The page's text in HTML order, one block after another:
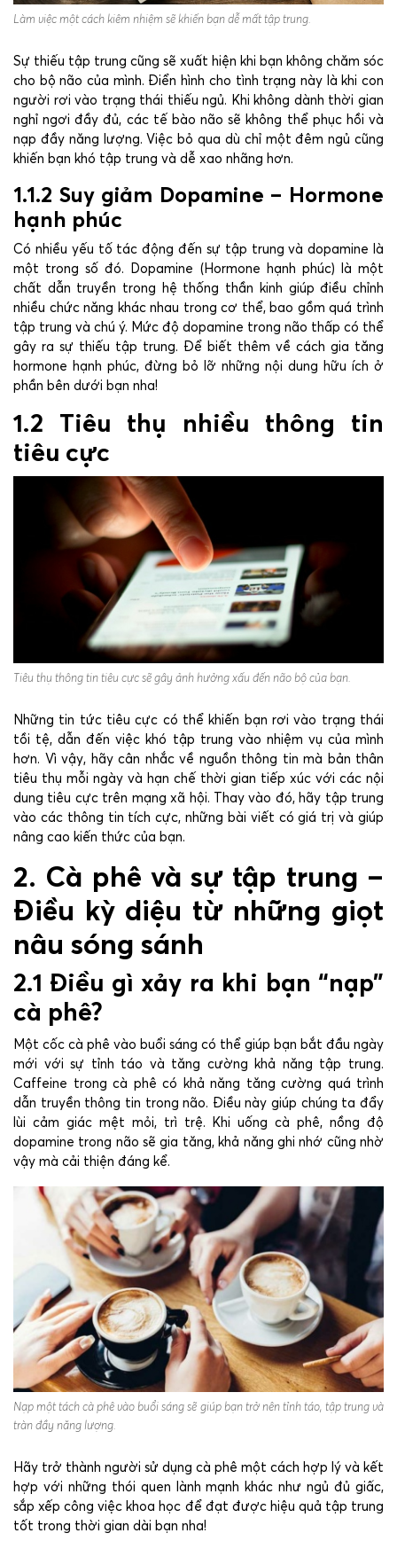
Làm việc một cách kiêm nhiệm sẽ khiến bạn dễ mất tập trung.
Sự thiếu tập trung cũng sẽ xuất hiện khi bạn không chăm sóc
cho bộ não của mình. Điển hình cho tình trạng này là khi con
người rơi vào trạng thái thiếu ngủ. Khi không dành thời gian
nghỉ ngơi đầy đủ, các tế bào não sẽ không thể phục hồi và
nạp đầy năng lượng. Việc bỏ qua dù chỉ một đêm ngủ cũng
khiến bạn khó tập trung và dễ xao nhãng hơn.
1.1.2 Suy giảm Dopamine – Hormone
hạnh phúc
Có nhiều yếu tố tác động đến sự tập trung và dopamine là
một trong số đó. Dopamine (Hormone hạnh phúc) là một
chất dẫn truyền trong hệ thống thần kinh giúp điều chỉnh
nhiều chức năng khác nhau trong cơ thể, bao gồm quá trình
tập trung và chú ý. Mức độ dopamine trong não thấp có thể
gây ra sự thiếu tập trung. Để biết thêm về cách gia tăng
hormone hạnh phúc, đừng bỏ lỡ những nội dung hữu ích ở
phần bên dưới bạn nha!
1.2 Tiêu thụ nhiều thông tin
tiêu cực
Tiêu thụ thông tin tiêu cực sẽ gây ảnh hưởng xấu đến não bộ của bạn.
Những tin tức tiêu cực có thể khiến bạn rơi vào trạng thái
tồi tệ, dẫn đến việc khó tập trung vào nhiệm vụ của mình
hơn. Vì vậy, hãy cân nhắc về nguồn thông tin mà bản thân
tiêu thụ mỗi ngày và hạn chế thời gian tiếp xúc với các nội
dung tiêu cực trên mạng xã hội. Thay vào đó, hãy tập trung
vào các thông tin tích cực, những bài viết có giá trị và giúp
nâng cao kiến thức của bạn.
2. Cà phê và sự tập trung –
Điều kỳ diệu từ những giọt
nâu sóng sánh
2.1 Điều gì xảy ra khi bạn “nạp”
cà phê?
Một cốc cà phê vào buổi sáng có thể giúp bạn bắt đầu ngày
mới với sự tỉnh táo và tăng cường khả năng tập trung.
Caffeine trong cà phê có khả năng tăng cường quá trình
dẫn truyền thông tin trong não. Điều này giúp chúng ta đẩy
lùi cảm giác mệt mỏi, trì trệ. Khi uống cà phê, nồng độ
dopamine trong não sẽ gia tăng, khả năng ghi nhớ cũng nhờ
vậy mà cải thiện đáng kể.
Nạp một tách cà phê vào buổi sáng sẽ giúp bạn trở nên tỉnh táo, tập trung và
tràn đầy năng lượng.
Hãy trở thành người sử dụng cà phê một cách hợp lý và kết
hợp với những thói quen lành mạnh khác như ngủ đủ giấc,
sắp xếp công việc khoa học để đạt được hiệu quả tập trung
tốt trong thời gian dài bạn nha!